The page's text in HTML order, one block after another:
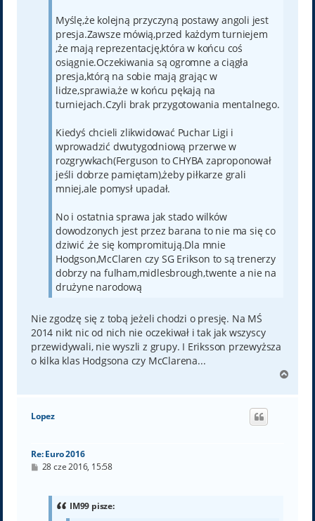
Myślę,że kolejną przyczyną postawy angoli jest
presja.Zawsze mówią,przed każdym turniejem
,że mają reprezentację,która w końcu coś
osiągnie.Oczekiwania są ogromne a ciągła
presja,którą na sobie mają grając w
lidze,sprawia,że w końcu pękają na
turniejach.Czyli brak przygotowania mentalnego.
Kiedyś chcieli zlikwidować Puchar Ligi i
wprowadzić dwutygodniową przerwe w
rozgrywkach(Ferguson to CHYBA zaproponował
jeśli dobrze pamiętam),żeby piłkarze grali
mniej,ale pomysł upadał.
No i ostatnia sprawa jak stado wilków
dowodzonych jest przez barana to nie ma się co
dziwić ,że się kompromitują.Dla mnie
Hodgson,McClaren czy SG Erikson to są trenerzy
dobrzy na fulham,midlesbrough,twente a nie na
drużyne narodową
Nie zgodzę się z tobą jeżeli chodzi o presję. Na MŚ
2014 nikt nic od nich nie oczekiwał i tak jak wszyscy
przewidywali, nie wyszli z grupy. I Eriksson przewyższa
o kilka klas Hodgsona czy McClarena...
g
Lopez
Re: Euro 2016
P28 cze 2016, 15:58
IM99 pisze: